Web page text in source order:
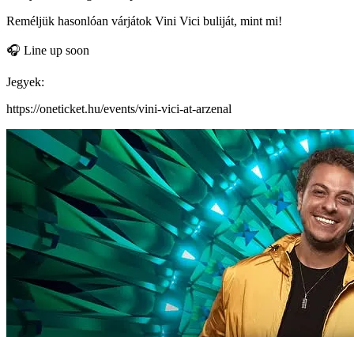
Reméljük hasonlóan várjátok Vini Vici buliját, mint mi!
🎧 Line up soon
Jegyek:
https://oneticket.hu/events/vini-vici-at-arzenal